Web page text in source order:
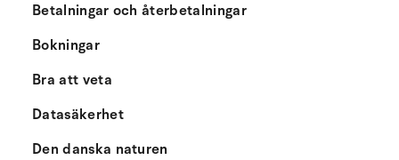
Betalningar och återbetalningar
Bokningar
Bra att veta
Datasäkerhet
Den danska naturen